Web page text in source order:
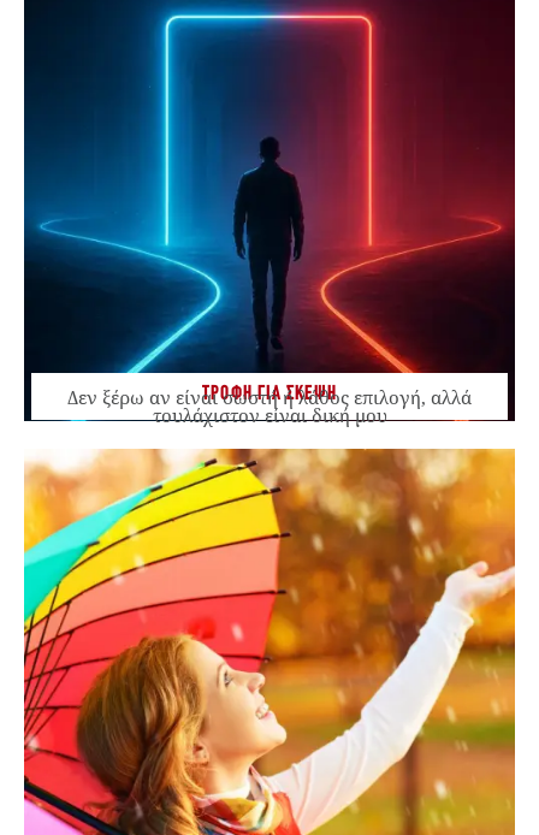
ΤΡΟΦΗ ΓΙΑ ΣΚΕΨΗ
Δεν ξέρω αν είναι σωστή ή λάθος επιλογή, αλλά
τουλάχιστον είναι δική μου